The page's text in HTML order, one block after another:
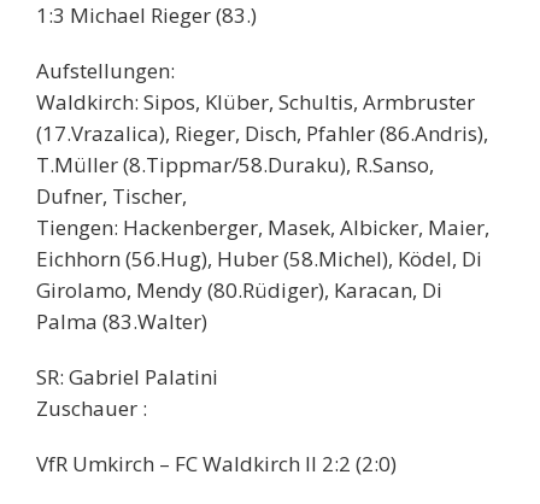
1:3 Michael Rieger (83.)
Aufstellungen:
Waldkirch: Sipos, Klüber, Schultis, Armbruster
(17.Vrazalica), Rieger, Disch, Pfahler (86.Andris),
T.Müller (8.Tippmar/58.Duraku), R.Sanso,
Dufner, Tischer,
Tiengen: Hackenberger, Masek, Albicker, Maier,
Eichhorn (56.Hug), Huber (58.Michel), Ködel, Di
Girolamo, Mendy (80.Rüdiger), Karacan, Di
Palma (83.Walter)
SR: Gabriel Palatini
Zuschauer :
VfR Umkirch – FC Waldkirch II 2:2 (2:0)